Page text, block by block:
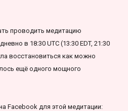
проводить медитацию
в 18:30 UTC (13:30 EDT, 21:30
восстановиться как можно
ещё одного мощного
Facebook для этой медитации: